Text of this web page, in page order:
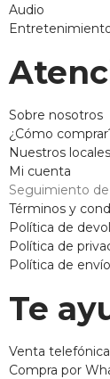
Audio
Sobre nosotros
¿Cómo
Nuestros locales
Mi cuenta
Seguimiento
Términos y
Política de
Política de
Política de envío
Te
Venta
Compra por